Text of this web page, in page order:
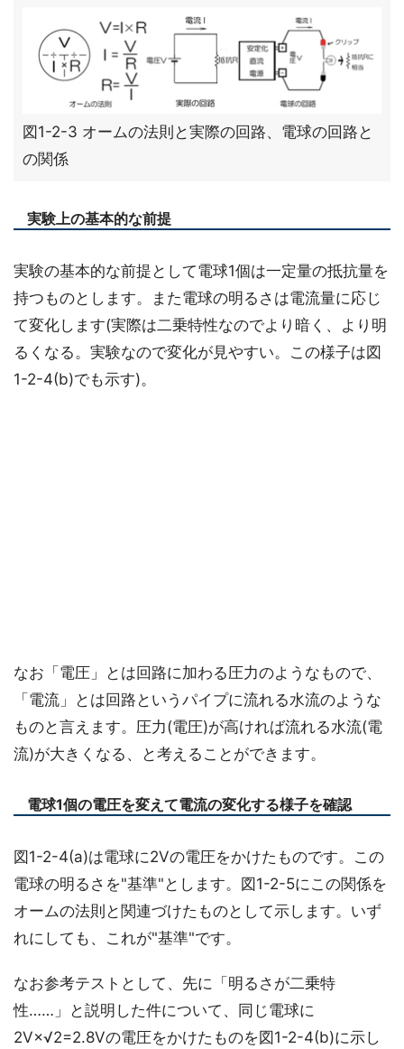
図1-2-3 オームの法則と実際の回路、電球の回路と
の関係
実験上の基本的な前提
実験の基本的な前提として電球1個は一定量の抵抗量を
持つものとします。また電球の明るさは電流量に応じ
て変化します(実際は二乗特性なのでより暗く、より明
るくなる。実験なので変化が見やすい。この様子は図
1-2-4(b)でも示す)。
なお「電圧」とは回路に加わる圧力のようなもので、
「電流」とは回路というパイプに流れる水流のような
ものと言えます。圧力(電圧)が高ければ流れる水流(電
流)が大きくなる、と考えることができます。
電球1個の電圧を変えて電流の変化する様子を確認
図1-2-4(a)は電球に2Vの電圧をかけたものです。この
電球の明るさを"基準"とします。図1-2-5にこの関係を
オームの法則と関連づけたものとして示します。いず
れにしても、これが"基準"です。
なお参考テストとして、先に「明るさが二乗特
性……」と説明した件について、同じ電球に
2V×√2=2.8Vの電圧をかけたものを図1-2-4(b)に示し